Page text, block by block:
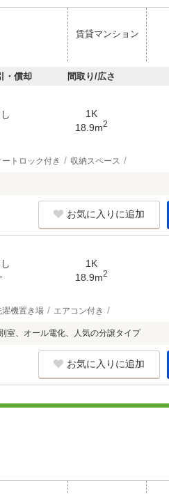
賃貸マンション
・償却 間取り/広さ
1K
18.9m2
ートロック付き 収納スペース
お気に入りに追加
1K
18.9m2
濯機置き場 エアコン付き
室、オール電化、人気の分譲タイプ
お気に入りに追加